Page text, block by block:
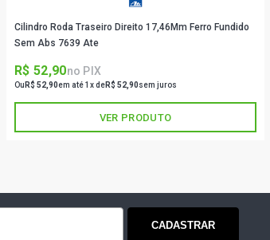
Cilindro Roda Traseiro Direito 17,46Mm Ferro Fundido
Sem Abs 7639 Ate
R$ 52,90no PIX
Ou R$ 52,90em até 1x deR$ 52,90sem juros
VER PRODUTO
CADASTRAR